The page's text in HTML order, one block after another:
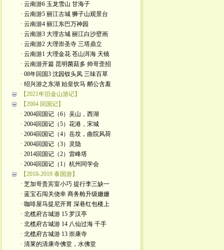
· 云南游6 玉龙雪山 甘海子
· 云南游5 丽江古城 狮子山观景台
· 云南游4 丽江东巴万神园
· 云南游3 大理古城 丽江白沙壁画
· 云南游2 大理崇圣寺 三塔鼎立
· 云南游1 大理金花 苍山洱海 天镜
· 云南游开篇 昆明菌菇多 帅哥歪招
· 08年回国3 沈园钗头凤 三味百草
· 绍兴游之东湖 始皇饮马 艄公含羞
【2021年旧金山游记】
【2004 回国记】
· 2004回国记（6）吴山，西湖
· 2004回国记（5）花港，宋城
· 2004回国记（4）岳坟，曲院风荷
· 2004回国记（3）灵隐
· 2014回国记（2）雷峰塔
· 2004回国记（1）杭州同学会
【2018-2019 泰国游】
· 芝加哥贵宾室小巧 提行李三缺一
· 蓝宝石闯关侥幸 商务舱升级姗姗
· 咖啡屋马提尼开胃 深巷红包楼上
· 北榄府古城游 15 罗汉亭
· 北榄府古城游 14 八仙过海 千手
· 北榄府古城游 13 崇康寺
· 清莱的清康寺佛堂，水佛堂